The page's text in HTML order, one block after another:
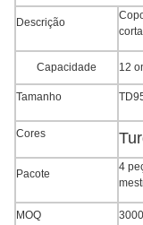
Descrição
Capacidade 12
Tamanho
Cores
Pacote
4
MOQ